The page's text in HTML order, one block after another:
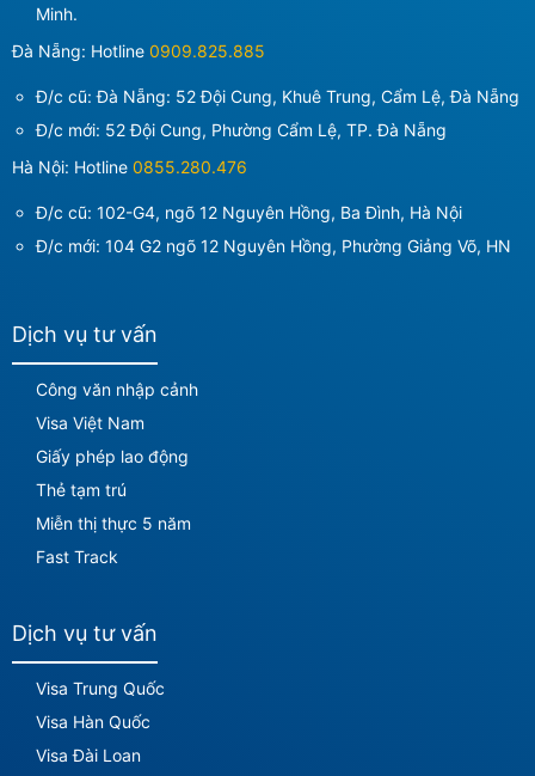
Minh.
Đà Nẵng: Hotline 0909.825.885
Đ/c cũ: Đà Nẵng: 52 Đội Cung, Khuê Trung, Cẩm Lệ, Đà Nẵng
Đ/c mới: 52 Đội Cung, Phường Cẩm Lệ, TP. Đà Nẵng
Hà Nội: Hotline 0855.280.476
Đ/c cũ: 102-G4, ngõ 12 Nguyên Hồng, Ba Đình, Hà Nội
Đ/c mới: 104 G2 ngõ 12 Nguyên Hồng, Phường Giảng Võ, HN
Dịch vụ tư vấn
Công văn nhập cảnh
Visa Việt Nam
Giấy phép lao động
Thẻ tạm trú
Miễn thị thực 5 năm
Fast Track
Dịch vụ tư vấn
Visa Trung Quốc
Visa Hàn Quốc
Visa Đài Loan